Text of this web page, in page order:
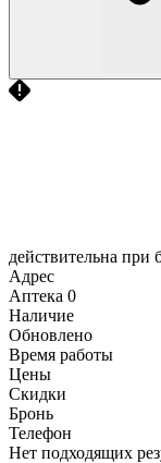
действительна при
Адрес
Аптека 0
Наличие
Обновлено
Время работы
Цены
Скидки
Бронь
Телефон
Нет подходящих